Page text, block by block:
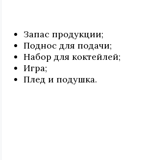
Запас продукции;
Поднос для подачи;
Набор для коктейлей;
Игра;
Плед и подушка.